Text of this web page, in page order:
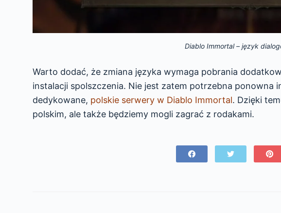
Diablo Immortal – język
Warto dodać, że zmiana języka wymaga pobrania
instalacji spolszczenia. Nie jest zatem potrzebna ponowna
dedykowane, polskie serwery w Diablo Immortal. Dzięki
polskim, ale także będziemy mogli zagrać z rodakami.